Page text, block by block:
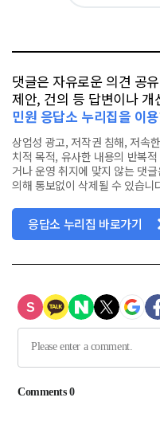
댓글은 자유로운 의견 공
제안, 건의 등 답변이나
민원 응답소 누리집을 이용
상업성 광고, 저작권 침해, 저속
치적 목적, 유사한 내용의 반복
거나 운영 취지에 맞지 않는 댓
의해 통보없이 삭제될 수 있습니
응답소 누리집 바로가기